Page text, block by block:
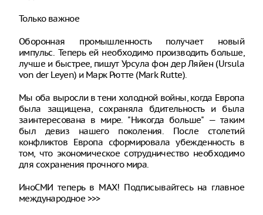
Только важное
Оборонная промышленность получает новый
импульс. Теперь ей необходимо производить больше,
лучше и быстрее, пишут Урсула фон дер Ляйен (Ursula
von der Leyen) и Марк Рютте (Mark Rutte).
Мы оба выросли в тени холодной войны, когда Европа
была защищена, сохраняла бдительность и была
заинтересована в мире. "Никогда больше" — таким
был девиз нашего поколения. После столетий
конфликтов Европа сформировала убежденность в
том, что экономическое сотрудничество необходимо
для сохранения прочного мира.
ИноСМИ теперь в MAX! Подписывайтесь на главное
международное >>>